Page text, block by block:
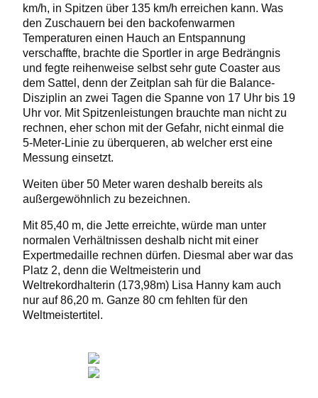
km/h, in Spitzen über 135 km/h erreichen kann. Was
den Zuschauern bei den backofenwarmen
Temperaturen einen Hauch an Entspannung
verschaffte, brachte die Sportler in arge Bedrängnis
und fegte reihenweise selbst sehr gute Coaster aus
dem Sattel, denn der Zeitplan sah für die Balance-
Disziplin an zwei Tagen die Spanne von 17 Uhr bis 19
Uhr vor. Mit Spitzenleistungen brauchte man nicht zu
rechnen, eher schon mit der Gefahr, nicht einmal die
5-Meter-Linie zu überqueren, ab welcher erst eine
Messung einsetzt.
Weiten über 50 Meter waren deshalb bereits als
außergewöhnlich zu bezeichnen.
Mit 85,40 m, die Jette erreichte, würde man unter
normalen Verhältnissen deshalb nicht mit einer
Expertmedaille rechnen dürfen. Diesmal aber war das
Platz 2, denn die Weltmeisterin und
Weltrekordhalterin (173,98m) Lisa Hanny kam auch
nur auf 86,20 m. Ganze 80 cm fehlten für den
Weltmeistertitel.